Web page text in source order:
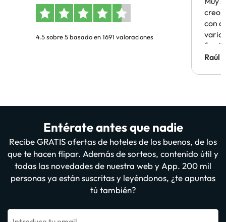
4.5 sobre 5 basado en 1691 valoraciones
creo
con
Hotel
Raúl
Entérate antes que nadie
Recibe GRATIS ofertas de hoteles de los buenos, de los
que te hacen flipar. Además de sorteos, contenido útil y
todas las novedades de nuestra web y App. 200 mil
personas ya están suscritas y leyéndonos, ¿te apuntas
tú también?